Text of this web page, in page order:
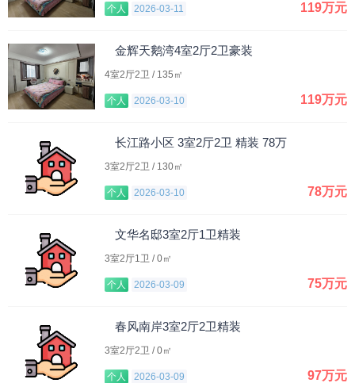
个人 2026-03-11 119万元
金辉天鹅湾4室2厅2卫豪装
4室2厅2卫 / 135㎡
个人 2026-03-10 119万元
长江路小区 3室2厅2卫 精装 78万
3室2厅2卫 / 130㎡
个人 2026-03-10 78万元
文华名邸3室2厅1卫精装
3室2厅1卫 / 0㎡
个人 2026-03-09 75万元
春风南岸3室2厅2卫精装
3室2厅2卫 / 0㎡
个人 2026-03-09 97万元